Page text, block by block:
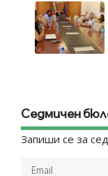
Седмичен
Запиши се за